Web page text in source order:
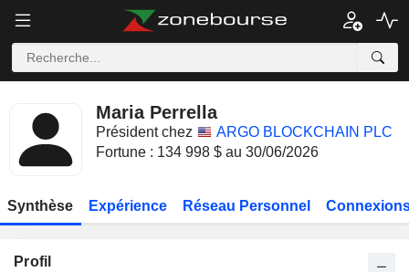
Maria Perrella
Président chez
ARGO BLOCKCHAIN PLC
Fortune : 134 998 $ au 30/06/2026
Synthèse Expérience Réseau Personnel
Profil